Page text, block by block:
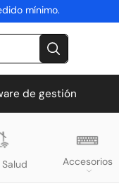
mínimo.
de gestión
Accesorios